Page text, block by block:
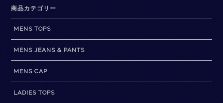
商品カテゴリー
MENS TOPS
MENS JEANS & PANTS
MENS CAP
LADIES TOPS